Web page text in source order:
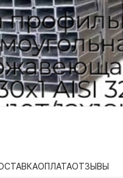
ОПЛАТАОТЗЫВЫ